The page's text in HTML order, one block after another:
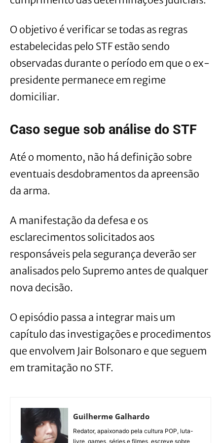
O objetivo é verificar se todas as regras
estabelecidas pelo STF estão sendo
observadas durante o período em que o ex-
presidente permanece em regime
domiciliar.
Caso segue sob análise do STF
Até o momento, não há definição sobre
eventuais desdobramentos da apreensão
da arma.
A manifestação da defesa e os
esclarecimentos solicitados aos
responsáveis pela segurança deverão ser
analisados pelo Supremo antes de qualquer
nova decisão.
O episódio passa a integrar mais um
capítulo das investigações e procedimentos
que envolvem Jair Bolsonaro e que seguem
em tramitação no STF.
Guilherme Galhardo
Redator, apaixonado pela cultura POP, luta-
livre, games, séries e filmes, escreve sobre